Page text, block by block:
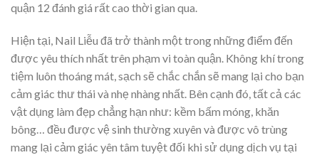
quận 12 đánh giá rất cao thời gian qua.
Hiện tại, Nail Liễu đã trở thành một trong những điểm đến
được yêu thích nhất trên phạm vi toàn quận. Không khí trong
tiệm luôn thoáng mát, sạch sẽ chắc chắn sẽ mang lại cho bạn
cảm giác thư thái và nhẹ nhàng nhất. Bên cạnh đó, tất cả các
vật dụng làm đẹp chẳng hạn như: kềm bấm móng, khăn
bông… đều được vệ sinh thường xuyên và được vô trùng
mang lại cảm giác yên tâm tuyệt đối khi sử dụng dịch vụ tại